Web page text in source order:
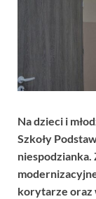
Na dzieci i
Szkoły
niespodzianka.
korytarze oraz